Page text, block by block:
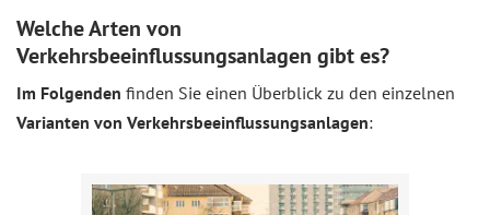
Welche Arten von
Verkehrsbeeinflussungsanlagen gibt es?
Im Folgenden finden Sie einen Überblick zu den einzelnen
Varianten von Verkehrsbeeinflussungsanlagen: